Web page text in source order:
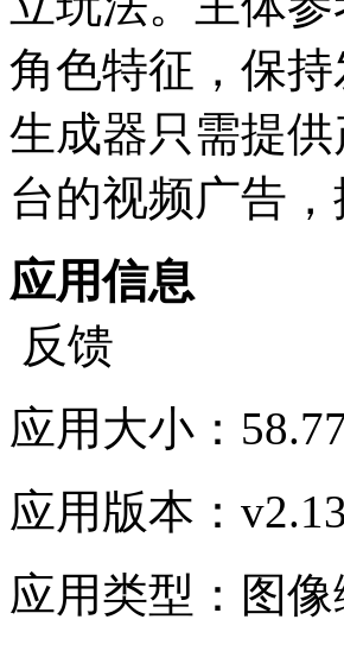
角色特征，保
生成器只需提
台的视频广告
应用信息
反馈
应用大小：
应用版本：
应用类型： 图